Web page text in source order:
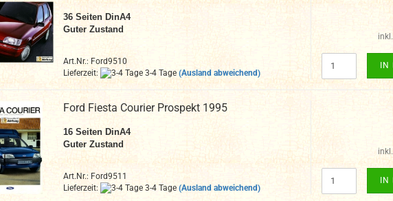
36 Seiten DinA4
Guter Zustand
Art.Nr.: Ford9510
Lieferzeit:
3-4 Tage (Ausland abweichend)
IN
Ford Fiesta Courier Prospekt 1995
16 Seiten DinA4
Guter Zustand
Art.Nr.: Ford9511
Lieferzeit:
3-4 Tage (Ausland abweichend)
IN